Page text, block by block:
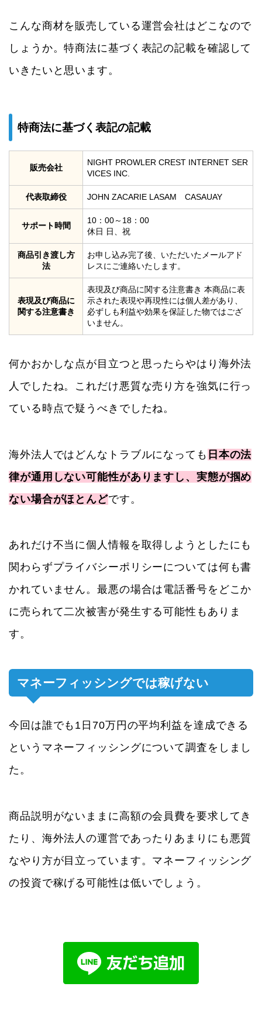
こんな商材を販売している運営会社はどこなので
しょうか。特商法に基づく表記の記載を確認して
いきたいと思います。
特商法に基づく表記の記載
販売会社
NIGHT PROWLER CREST INTERNET SER
VICES INC.
代表取締役 JOHN ZACARIE LASAM CASAUAY
サポート時間
10：00～18：00
休日 日、祝
商品引き渡し方
法
お申し込み完了後、いただいたメールアド
レスにご連絡いたします。
表現及び商品に
関する注意書き
表現及び商品に関する注意書き 本商品に表
示された表現や再現性には個人差があり、
必ずしも利益や効果を保証した物ではござ
いません。
何かおかしな点が目立つと思ったらやはり海外法
人でしたね。これだけ悪質な売り方を強気に行っ
ている時点で疑うべきでしたね。
海外法人ではどんなトラブルになっても 日本の法
律が通用しない可能性がありますし、実態が掴め
ない場合がほとんどです。
あれだけ不当に個人情報を取得しようとしたにも
関わらずプライバシーポリシーについては何も書
かれていません。最悪の場合は電話番号をどこか
に売られて二次被害が発生する可能性もありま
す。
マネーフィッシングでは稼げない
今回は誰でも1日70万円の平均利益を達成できる
というマネーフィッシングについて調査をしまし
た。
商品説明がないままに高額の会員費を要求してき
たり、海外法人の運営であったりあまりにも悪質
なやり方が目立っています。マネーフィッシング
の投資で稼げる可能性は低いでしょう。